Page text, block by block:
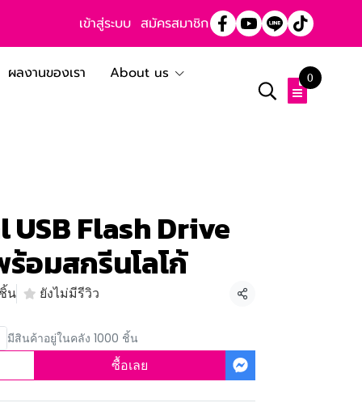
เข้าสู่ระบบ สมัครสมาชิก
ผลงานของเรา
About us
0
USB Flash Drive
อมสกรีนโลโก้
น ยังไม่มีรีวิว
แชร์
มีสินค้าอยู่ในคลัง 1000 ชิ้น
ซื้อเลย